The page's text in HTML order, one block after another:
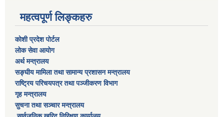
महत्वपूर्ण लिङ्कहरु
कोशी प्रदेश पोर्टल
लाेक सेवा आयाेग
अर्थ मन्त्रालय
सङ्घीय मामिला तथा सामान्य प्रशासन मन्त्रालय
राष्‍ट्रिय परिचयपत्र तथा पञ्‍जीकरण विभाग
गृह मन्त्रालय
सुचना तथा सञ्चार मन्त्रालय